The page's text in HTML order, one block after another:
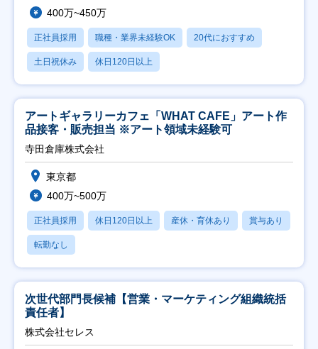
400万~450万
正社員採用 職種・業界未経験OK 20代におすすめ
土日祝休み 休日120日以上
アートギャラリーカフェ「WHAT CAFE」アート作
品接客・販売担当 ※アート領域未経験可
寺田倉庫株式会社
東京都
400万~500万
正社員採用 休日120日以上 産休・育休あり 賞与あり
転勤なし
次世代部門長候補【営業・マーケティング組織統括
責任者】
株式会社セレス